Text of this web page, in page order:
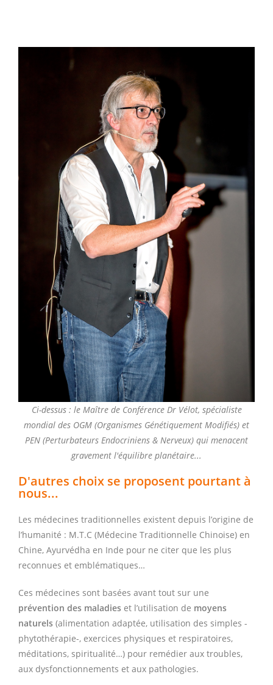
Ci-dessus : le Maître de Conférence Dr Vélot, spécialiste
mondial des OGM (Organismes Génétiquement Modifiés) et
PEN (Perturbateurs Endocriniens & Nerveux) qui menacent
gravement l'équilibre planétaire...
D'autres choix se proposent pourtant à
nous...
Les médecines traditionnelles existent depuis l’origine de
l’humanité : M.T.C (Médecine Traditionnelle Chinoise) en
Chine, Ayurvédha en Inde pour ne citer que les plus
reconnues et emblématiques…
Ces médecines sont basées avant tout sur une
prévention des maladies et l’utilisation de moyens
naturels (alimentation adaptée, utilisation des simples -
phytothérapie-, exercices physiques et respiratoires,
méditations, spiritualité…) pour remédier aux troubles,
aux dysfonctionnements et aux pathologies.